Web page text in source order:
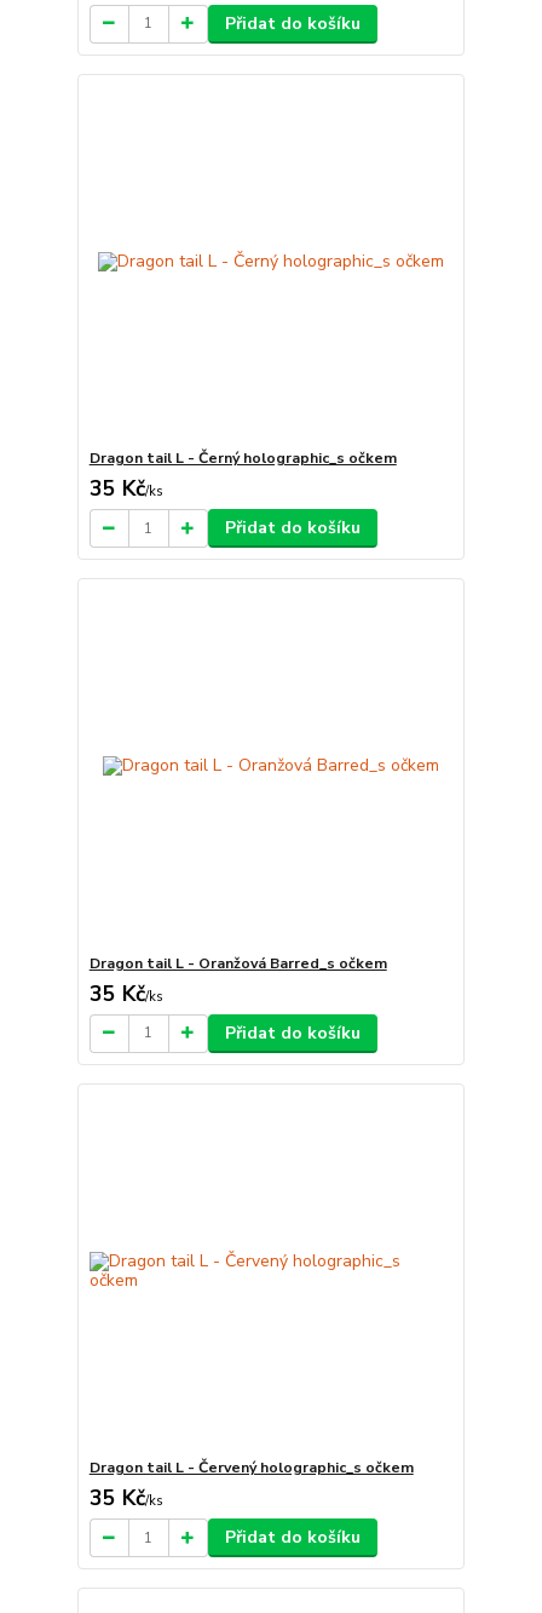
Přidat do košíku
Dragon tail L - Černý holographic_s očkem
35 Kč/ks
Přidat do košíku
Dragon tail L - Oranžová Barred_s očkem
35 Kč/ks
Přidat do košíku
Dragon tail L - Červený holographic_s očkem
35 Kč/ks
Přidat do košíku